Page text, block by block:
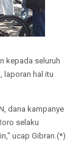
kepada seluruh
laporan hal itu
dana kampanye
selaku
ucap Gibran.(*)